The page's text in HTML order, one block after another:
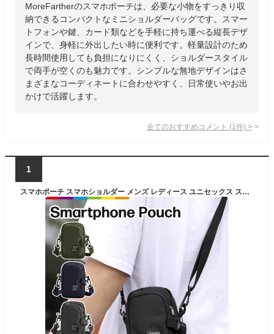
MoreFartherのスマホポーチは、必要な小物をすっきり収
納できるコンパクトなミニショルダーバッグです。スマー
トフォンや鍵、カード類などを手軽に持ち運べる縦長デザ
インで、身軽に外出したい時に便利です。軽量設計のため
長時間使用しても負担になりにくく、ショルダースタイル
で両手が空くのも魅力です。シンプルな無地デザインはさ
まざまなコーディネートに合わせやすく、日常使いやお出
かけで活躍します。
全てのおすすめコメント (1 件) >
1
スマホポーチ スマホショルダー メンズ レディース ユニセックス スマホバッグ 携帯ポーチ 携帯ケース ポシェット お財布ショルダー マルチポーチ ウエストポーチ 斜めがけ 肩掛け ナイロン カラビナ 防水 小さめ 軽量 4Way Android iPhone